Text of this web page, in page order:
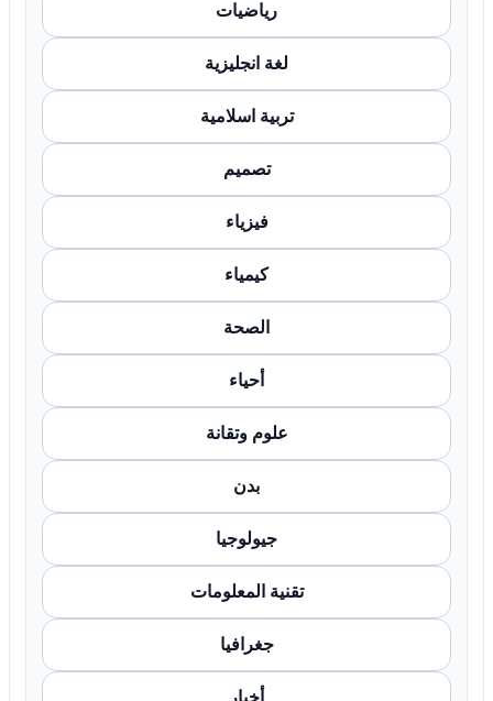
رياضيات
لغة انجليزية
تربية اسلامية
تصميم
فيزياء
كيمياء
الصحة
أحياء
علوم وتقانة
بدن
جيولوجيا
تقنية المعلومات
جغرافيا